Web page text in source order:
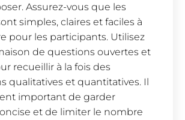
Assurez-vous que les
simples, claires et faciles à
pour les participants. Utilisez
de questions ouvertes et
recueillir à la fois des
qualitatives et quantitatives. Il
important de garder
et de limiter le nombre